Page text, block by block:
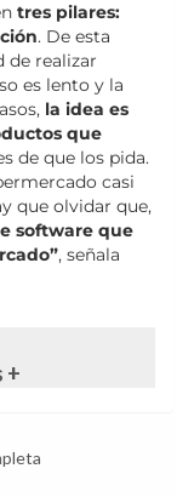
tres pilares:
. De esta
de realizar
es lento y la
la idea es
que
de que los pida.
casi
que olvidar que,
software que
, señala
+